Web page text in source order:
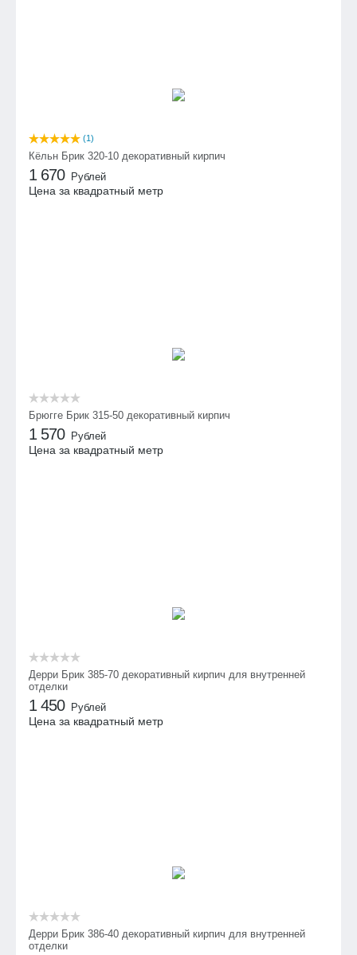
(1)
Кёльн Брик 320-10 декоративный кирпич
1 670 Рублей
Цена за квадратный метр
Брюгге Брик 315-50 декоративный кирпич
1 570 Рублей
Цена за квадратный метр
Дерри Брик 385-70 декоративный кирпич для внутренней
отделки
1 450 Рублей
Цена за квадратный метр
Дерри Брик 386-40 декоративный кирпич для внутренней
отделки